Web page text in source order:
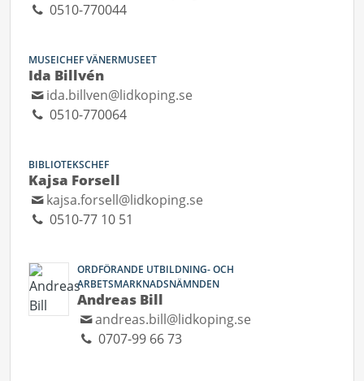
0510-770044
MUSEICHEF VÄNERMUSEET
Ida Billvén
ida.billven@lidkoping.se
0510-770064
BIBLIOTEKSCHEF
Kajsa Forsell
kajsa.forsell@lidkoping.se
0510-77 10 51
ORDFÖRANDE UTBILDNING- OCH
ARBETSMARKNADSNÄMNDEN
Andreas Bill
andreas.bill@lidkoping.se
0707-99 66 73